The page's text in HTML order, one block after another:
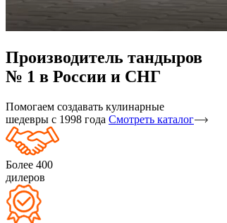
Производитель тандыров
№ 1 в России и СНГ
Помогаем создавать кулинарные
шедевры с 1998 года Смотреть каталог
Более 400
дилеров